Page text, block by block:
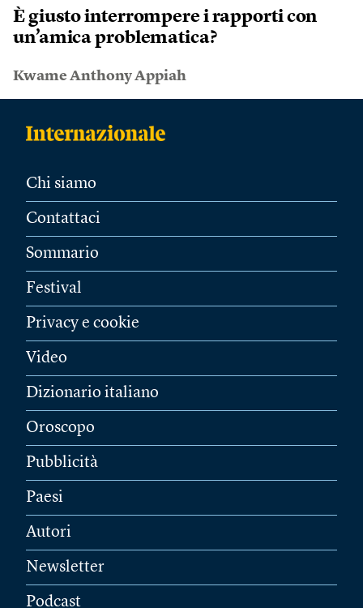
È giusto interrompere i rapporti con
un’amica problematica?
Kwame Anthony Appiah
Chi siamo
Contattaci
Sommario
Festival
Privacy e cookie
Video
Dizionario italiano
Oroscopo
Pubblicità
Paesi
Autori
Newsletter
Podcast